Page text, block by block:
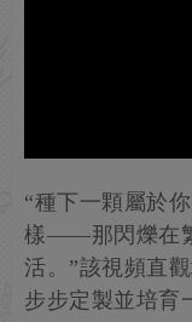
“種下一顆屬於
樣——那閃爍在
活。”該視頻直
步步定製並培育